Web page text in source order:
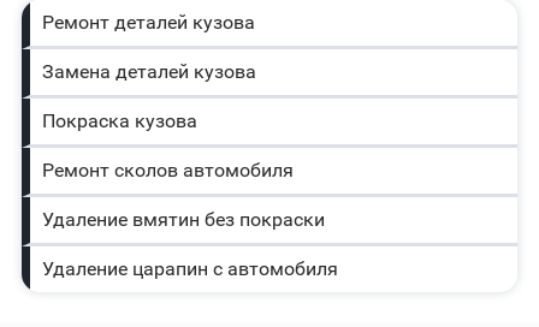
Ремонт деталей кузова
Замена деталей кузова
Покраска кузова
Ремонт сколов автомобиля
Удаление вмятин без покраски
Удаление царапин с автомобиля